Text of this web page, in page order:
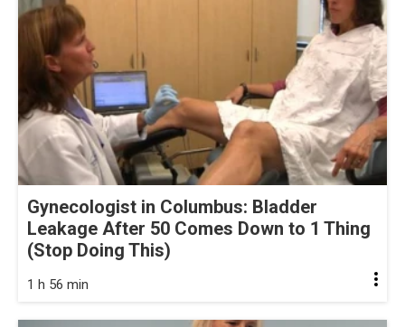
Gynecologist in Columbus: Bladder
Leakage After 50 Comes Down to 1 Thing
(Stop Doing This)
1 h 56 min